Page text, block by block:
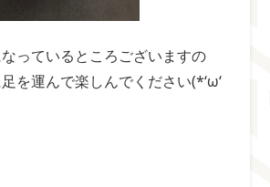
っているところございますの
を運んで楽しんでください(*‘ω‘